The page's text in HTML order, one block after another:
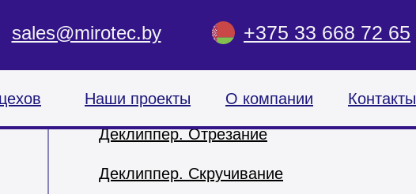
Контакты
О компании
Наши проекты
+375 33 668 72 65
sales@mirotec.byАвтоматизация процессов нарезки и
Делитель колбасных батонов по весу
Деклиппер. Скручивание
Деклиппер. Отрезание